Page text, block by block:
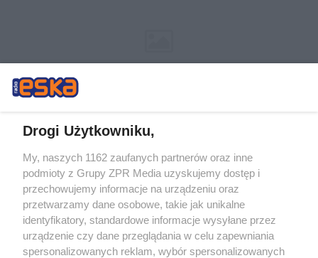
Żaden utwór zamieszczony w serwisie nie może być powielany i
rozpowszechniany lub dalej rozpowszechniany w jakikolwiek sposób (w
tym także elektroniczny lub mechaniczny) na jakimkolwiek polu
eksploatacji w jakiejkolwiek formie, włącznie z umieszczaniem w Internecie
bez pisemnej zgody właściciela praw. Jakiekolwiek użycie lub
wykorzystanie utworów w całości lub w części z naruszeniem prawa, tzn.
bez właściwej zgody, jest zabronione pod groźbą kary i może być ścigane
prawnie.
Drogi Użytkowniku,
My, naszych 1162 zaufanych partnerów oraz inne
podmioty z Grupy ZPR Media uzyskujemy dostęp i
przechowujemy informacje na urządzeniu oraz
przetwarzamy dane osobowe, takie jak unikalne
identyfikatory, standardowe informacje wysyłane przez
urządzenie czy dane przeglądania w celu zapewniania
spersonalizowanych reklam, wybór spersonalizowanych